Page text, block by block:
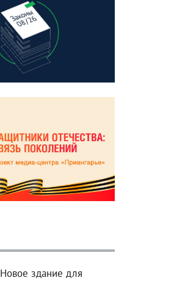
Новое здание для